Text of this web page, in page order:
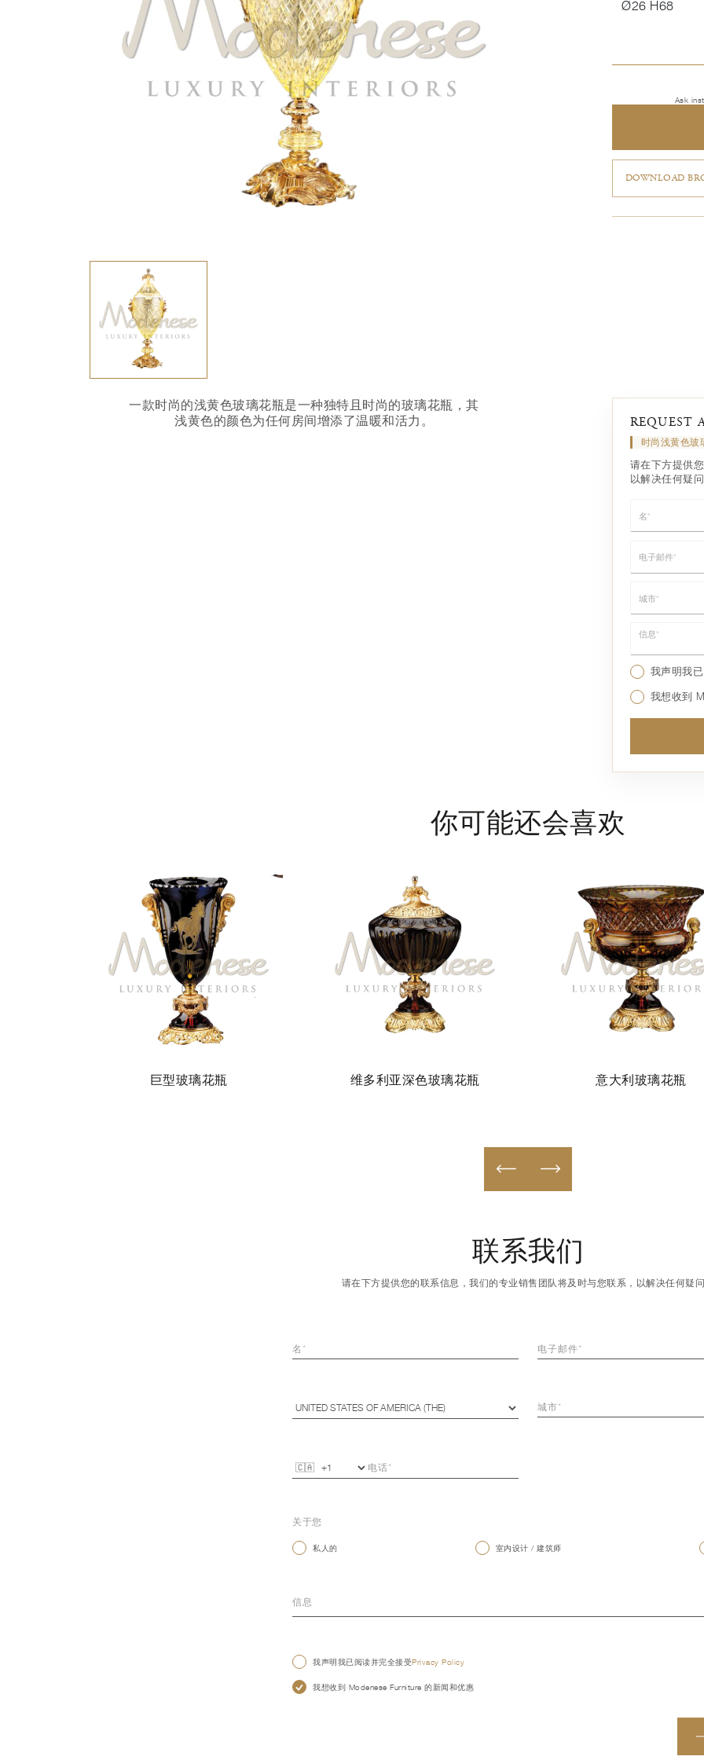
Ø26 H68
Ask
DOWNLOAD
一款时尚的浅黄色玻璃花瓶是一种独特且时尚的玻璃花瓶，其
浅黄色的颜色为任何房间增添了温暖和活力。
REQUEST
时尚浅黄色
请在下方提供
以解决任何疑
信息*
我声明我
我想收到
你可能还会喜欢
巨型玻璃花瓶 维多利亚深色玻璃花瓶 意大利玻璃花瓶
联系我们
请在下方提供您的联系信息，我们的专业销售团队将及时与您联系，以解决任何疑
关于您
私人的 室内设计 / 建筑师
我声明我已阅读并完全接受Privacy Policy
我想收到 Modenese Furniture 的新闻和优惠